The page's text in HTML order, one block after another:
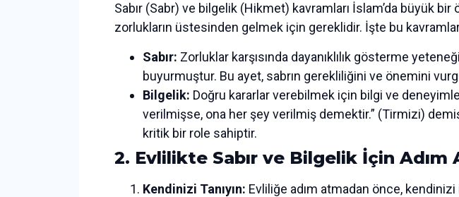
Sabır (Sabr) ve bilgelik (Hikmet) kavramları İslam’da büyük
zorlukların üstesinden gelmek için gereklidir. İşte bu
Sabır: Zorluklar karşısında dayanıklılık gösterme
buyurmuştur. Bu ayet, sabrın gerekliliğini ve önemini
Bilgelik: Doğru kararlar verebilmek için bilgi ve
verilmişse, ona her şey verilmiş demektir.” (Tirmizi)
kritik bir role sahiptir.
2. Evlilikte Sabır ve Bilgelik İçin Adım
Kendinizi Tanıyın: Evliliğe adım atmadan önce, kendinizi